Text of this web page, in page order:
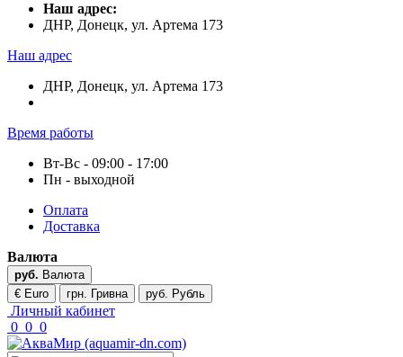
Наш адрес:
ДНР, Донецк, ул. Артема 173
Наш адрес
ДНР, Донецк, ул. Артема 173
Время работы
Вт-Вс - 09:00 - 17:00
Пн - выходной
Оплата
Доставка
Валюта
руб. Валюта
€ Euro
грн. Гривна руб. Рубль
Личный кабинет
0 0 0